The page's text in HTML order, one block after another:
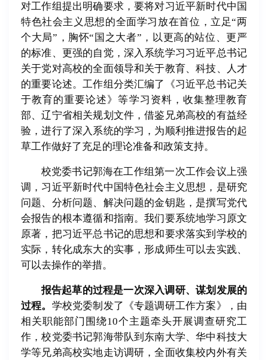
对工作组提出明确要求，要将对习近平新时代中国
特色社会主义思想的全面学习放在首位，立足“两
个大局”，胸怀“国之大者”，以更高的站位、更严
的标准、更强的自觉，深入系统学习习近平总书记
关于党对高校的全面领导和关于教育、科技、人才
的重要论述。工作组分类汇编了《习近平总书记关
于教育的重要论述》等学习资料，收集整理教育
部、辽宁省相关规划文件，借鉴兄弟高校的有益经
验，进行了深入系统的学习，为顺利推进报告的起
草工作做好了充足的理论准备和政策支持。
校党委书记郭海在工作组第一次工作会议上强
调，习近平新时代中国特色社会主义思想，是研究
问题、分析问题、解决问题的金钥匙，是撰写党代
会报告的根本遵循和指南。我们要系统地学习原文
原著，把习近平总书记的思想和要求落实到学校的
实际，转化成东大的实事，形成师生可以去实践、
可以去操作的举措。
报告起草的过程是一次深入调研、谋划发展的
过程。 学校党委制发了《专题调研工作方案》，由
相关职能部门围绕10个主题牵头开展调查研究工
作，校党委书记郭海带队到东南大学、华中科技大
学等兄弟高校实地走访调研，全面收集校内外有关